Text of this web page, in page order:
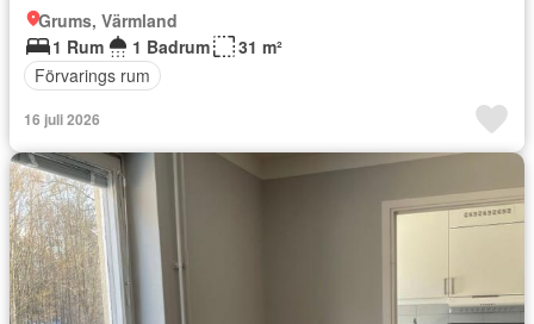
Grums, Värmland
1 Rum
1 Badrum
31 m²
Förvarings rum
16 juli 2026